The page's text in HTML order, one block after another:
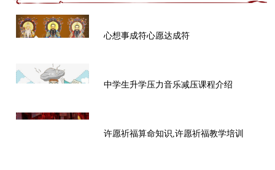
心想事成符心愿达成符
中学生升学压力音乐减压课程介绍
许愿祈福算命知识,许愿祈福教学培训